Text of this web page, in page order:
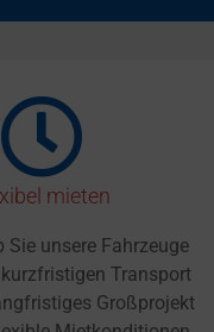
mieten
Sie unsere Fahrzeuge
Transport
Großprojekt